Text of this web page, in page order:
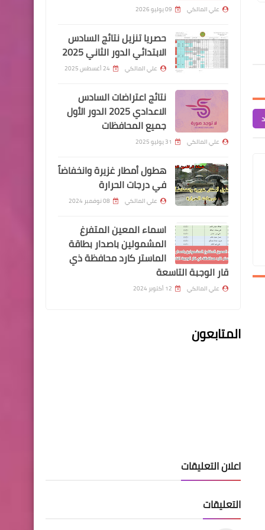
وصدرت الأوامر بالتمليك
اخبار العامة
اسعار صرف الدولار اليوم في
بورصة الكفاح
اسماء االرعاية الاجتماعية
التقديم على راتب الرعاية عبر
استمارة الشمول من أي مكان
والمسلسلات والافلام وعلى كل
وزير الصحة يعلن التوصيات
علي المالكي 09 يوليو 2026
حصريا تنزيل نتائج السادس
الابتدائي الدور الثاني 2025
علي المالكي 24 أغسطس 2025
نتائج اعتراضات السادس
الاعدادي 2025 الدور الأول
جميع المحافظات
علي المالكي 31 يوليو 2025
هطول أمطار غزيرة وانخفاضاً
في درجات الحرارة
علي المالكي 08 نوفمبر 2024
اسماء المعين المتفرغ
المشمولين باصدار بطاقة
الماستر كارد محافظة ذي
قار الوجبة التاسعة
علي المالكي 12 أكتوبر 2024
المتابعون
اعلان التعليقات
التعليقات